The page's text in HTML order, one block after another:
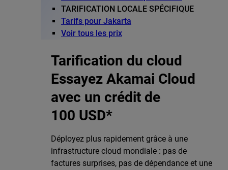
TARIFICATION LOCALE SPÉCIFIQUE
Tarifs pour Jakarta
Voir tous les prix
Tarification du cloud
Essayez Akamai Cloud
avec un crédit de
100 USD*
Déployez plus rapidement grâce à une
infrastructure cloud mondiale : pas de
factures surprises, pas de dépendance et une